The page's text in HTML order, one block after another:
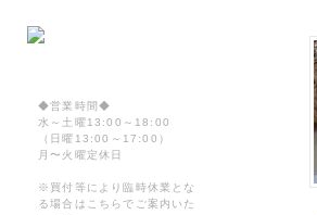
◆営業時間◆
水～土曜13:00～18:00
（日曜13:00～17:00）
月〜火曜定休日
※買付等により臨時休業とな
る場合はこちらでご案内いた